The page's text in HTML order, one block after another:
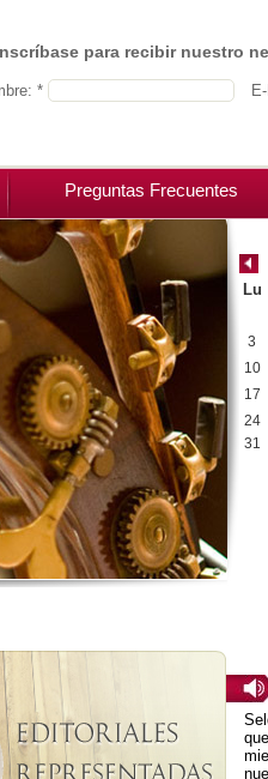
para recibir nuestro
*
Preguntas Frecuentes
Lu
3
10
17
24
31